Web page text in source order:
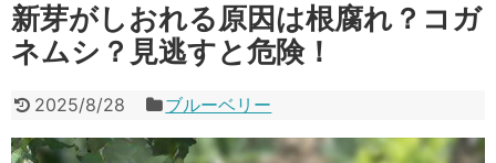
新芽がしおれる原因は根腐れ？コガ
ネムシ？見逃すと危険！
2025/8/28 ブルーベリー